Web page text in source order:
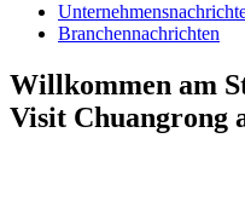
Branchennachrichten
Willkommen am
Visit Chuangrong